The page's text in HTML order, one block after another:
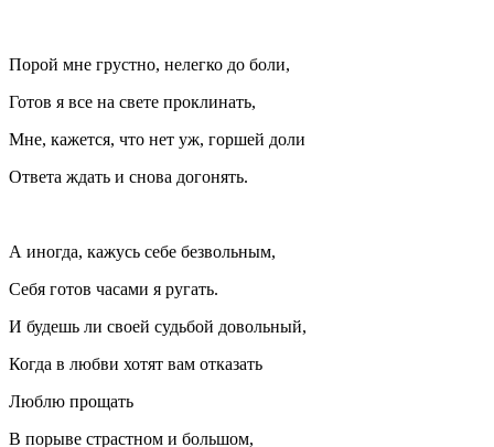
Порой мне грустно, нелегко до боли,
Готов я все на свете проклинать,
Мне, кажется, что нет уж, горшей доли
Ответа ждать и снова догонять.
А иногда, кажусь себе безвольным,
Себя готов часами я ругать.
И будешь ли своей судьбой довольный,
Когда в любви хотят вам отказать
Люблю прощать
В порыве страстном и большом,